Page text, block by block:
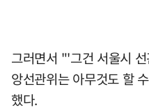
그러면서 "'그건 서울시
앙선관위는 아무것도 할
했다.